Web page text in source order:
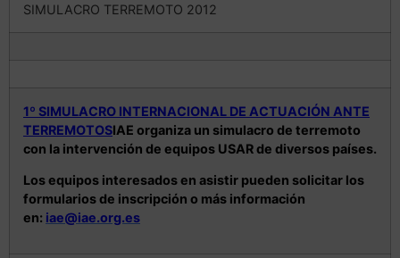
SIMULACRO TERREMOTO 2012
1º SIMULACRO INTERNACIONAL DE ACTUACIÓN ANTE
TERREMOTOSIAE organiza un simulacro de terremoto
con la intervención de equipos USAR de diversos países.
Los equipos interesados en asistir pueden solicitar los
formularios de inscripción o más información
en: iae@iae.org.es